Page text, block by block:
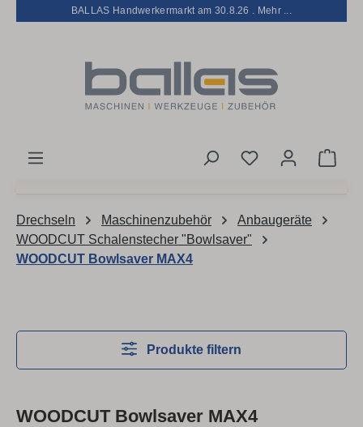
Zum Hauptinhalt springen
BALLAS Handwerkermarkt am 30.8.26 . Mehr ...
Du hast 0
Drechseln Maschinenzubehör
Anbaugeräte
WOODCUT Schalenstecher "Bowlsaver"
WOODCUT Bowlsaver MAX4
Produkte filtern
WOODCUT Bowlsaver MAX4